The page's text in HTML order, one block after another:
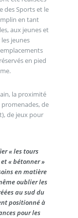
des Sports et le
en tant
aux jeunes et
jeunes
en pied
la proximité
de
de jeux pour
« les tours
« bétonner »
en matière
oublier les
au sud du
positionné à
pour les